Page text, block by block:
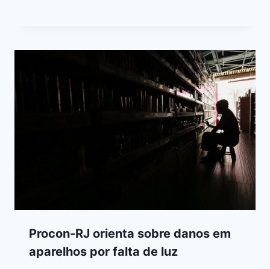
Procon-RJ orienta sobre danos em
aparelhos por falta de luz